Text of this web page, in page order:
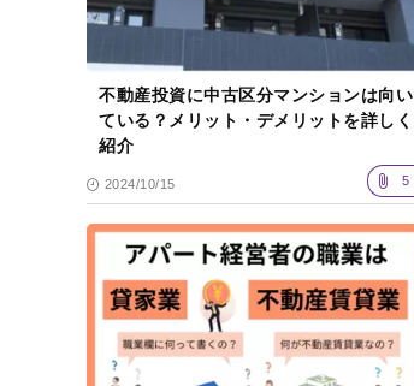
不動産投資に中古区分マンションは向い
ている？メリット・デメリットを詳しく
紹介
2024/10/15 5